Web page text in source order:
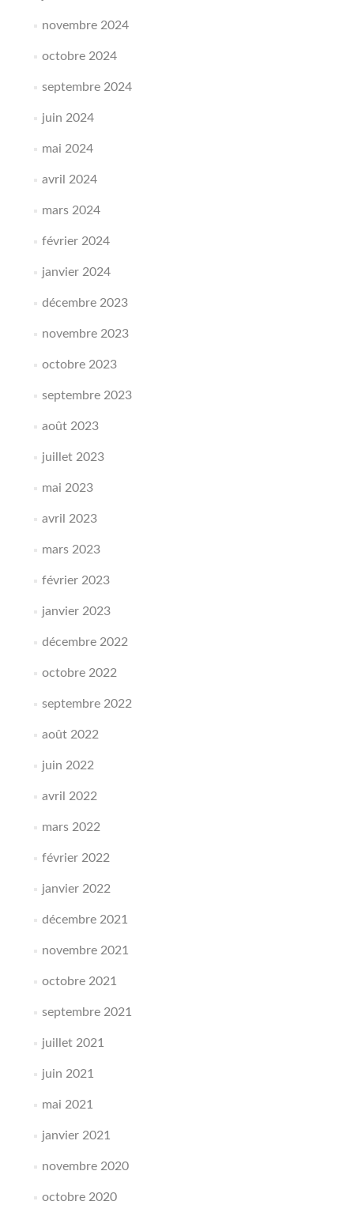
novembre 2024
octobre 2024
septembre 2024
juin 2024
mai 2024
avril 2024
mars 2024
février 2024
janvier 2024
décembre 2023
novembre 2023
octobre 2023
septembre 2023
août 2023
juillet 2023
mai 2023
avril 2023
mars 2023
février 2023
janvier 2023
décembre 2022
octobre 2022
septembre 2022
août 2022
juin 2022
avril 2022
mars 2022
février 2022
janvier 2022
décembre 2021
novembre 2021
octobre 2021
septembre 2021
juillet 2021
juin 2021
mai 2021
janvier 2021
novembre 2020
octobre 2020